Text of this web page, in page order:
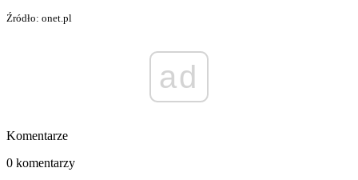
Źródło: onet.pl
ad
Komentarze
0 komentarzy